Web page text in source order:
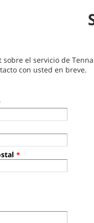
el servicio de
con usted en breve.
*